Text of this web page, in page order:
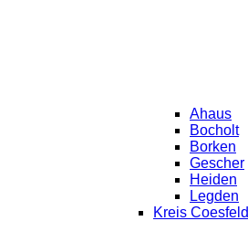
Ahaus
Bocholt
Borken
Gescher
Heiden
Legden
Kreis Coesfeld